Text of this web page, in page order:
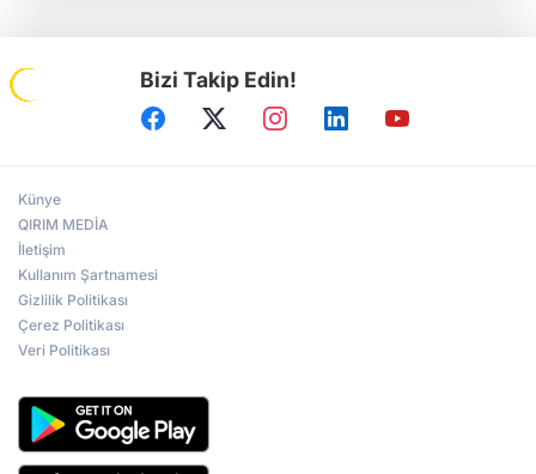
Bizi Takip Edin!
Künye
QIRIM MEDİA
İletişim
Kullanım Şartnamesi
Gizlilik Politikası
Çerez Politikası
Veri Politikası